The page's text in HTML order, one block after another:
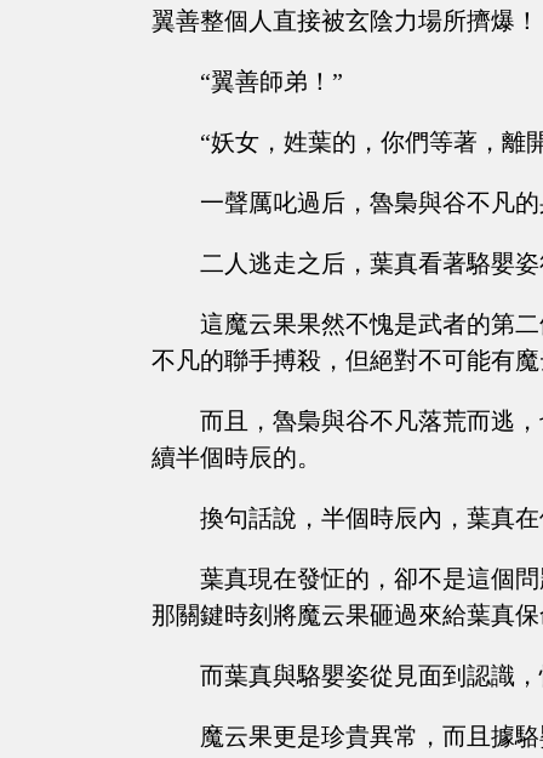
翼善整個人直接被玄陰力場所擠爆！
“翼善師弟！”
“妖女，姓葉的，你們等著，離
一聲厲叱過后，魯梟與谷不凡
二人逃走之后，葉真看著駱嬰
這魔云果果然不愧是武者的第
不凡的聯手搏殺，但絕對不可能有
而且，魯梟與谷不凡落荒而逃
續半個時辰的。
換句話說，半個時辰內，葉真
葉真現在發怔的，卻不是這個
那關鍵時刻將魔云果砸過來給葉真
而葉真與駱嬰姿從見面到認識
魔云果更是珍貴異常，而且據